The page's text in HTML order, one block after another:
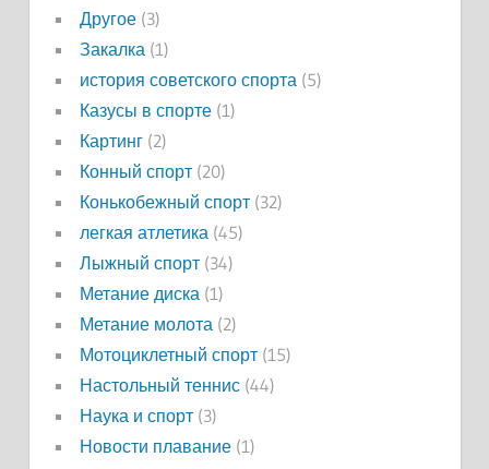
Другое(3)
Закалка (1)
история советского спорта (5)
Казусы в спорте(1)
Картинг(2)
Конный спорт(20)
Конькобежный спорт(32)
легкая атлетика (45)
Лыжный спорт(34)
Метание диска (1)
Метание молота (2)
Мотоциклетный спорт(15)
Настольный теннис(44)
Наука и спорт(3)
Новости плавание(1)